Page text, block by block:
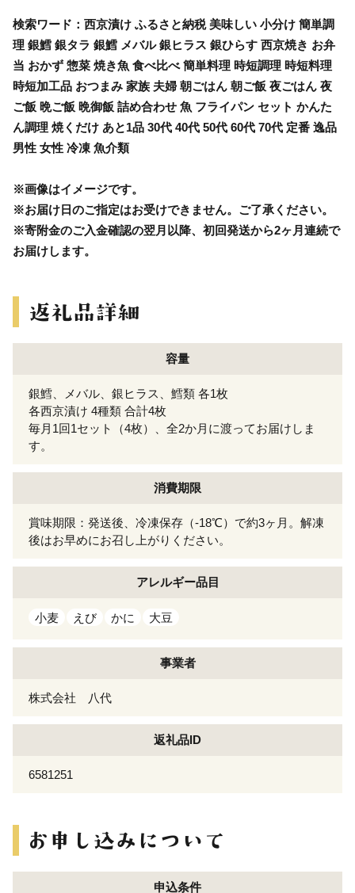
検索ワード：西京漬け ふるさと納税 美味しい 小分け 簡単調
理 銀鱈 銀タラ 銀鱈 メバル 銀ヒラス 銀ひらす 西京焼き お弁
当 おかず 惣菜 焼き魚 食べ比べ 簡単料理 時短調理 時短料理
時短加工品 おつまみ 家族 夫婦 朝ごはん 朝ご飯 夜ごはん 夜
ご飯 晩ご飯 晩御飯 詰め合わせ 魚 フライパン セット かんた
ん調理 焼くだけ あと1品 30代 40代 50代 60代 70代 定番 逸品
男性 女性 冷凍 魚介類
※画像はイメージです。
※お届け日のご指定はお受けできません。ご了承ください。
※寄附金のご入金確認の翌月以降、初回発送から2ヶ月連続で
お届けします。
容量
銀鱈、メバル、銀ヒラス、鱈類 各1枚
各西京漬け 4種類 合計4枚
毎月1回1セット（4枚）、全2か月に渡ってお届けしま
す。
消費期限
賞味期限：発送後、冷凍保存（-18℃）で約3ヶ月。解凍
後はお早めにお召し上がりください。
アレルギー品目
小麦 えび かに 大豆
事業者
株式会社 八代
返礼品ID
6581251
申込条件